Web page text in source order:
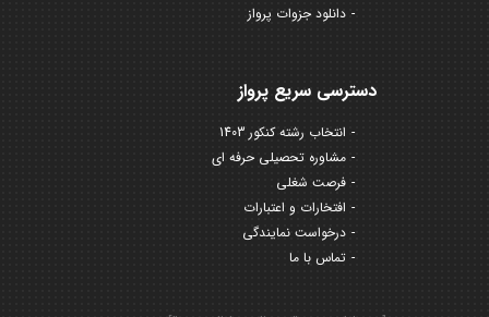
دانلود جزوات پرواز
دسترسی سریع پرواز
انتخاب رشته کنکور 1403
مشاوره تحصیلی حرفه ای
فرصت شغلی
افتخارات و اعتبارات
درخواست نمایندگی
تماس با ما